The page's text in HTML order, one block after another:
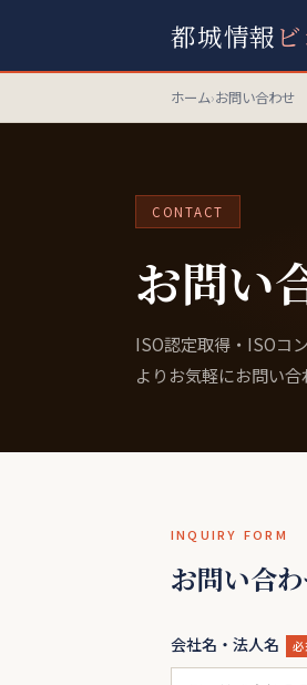
都城情報
ホーム›お問い合わせ
CONTACT
お問い
ISO認定取得・ISOコ
よりお気軽にお問い
INQUIRY FORM
お問い合
会社名・法人名 必